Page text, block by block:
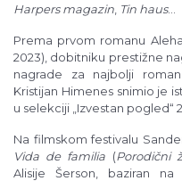
Harpers magazin Tin haus...
Prema prvom romanu
2023), dobitniku prestižne
nagrade za najbolji
Kristijan Himenes snimio je
u selekciji „Izvestan pogled“
Na filmskom festivalu
Vida de familia (Porodični
Alisije Šerson, baziran